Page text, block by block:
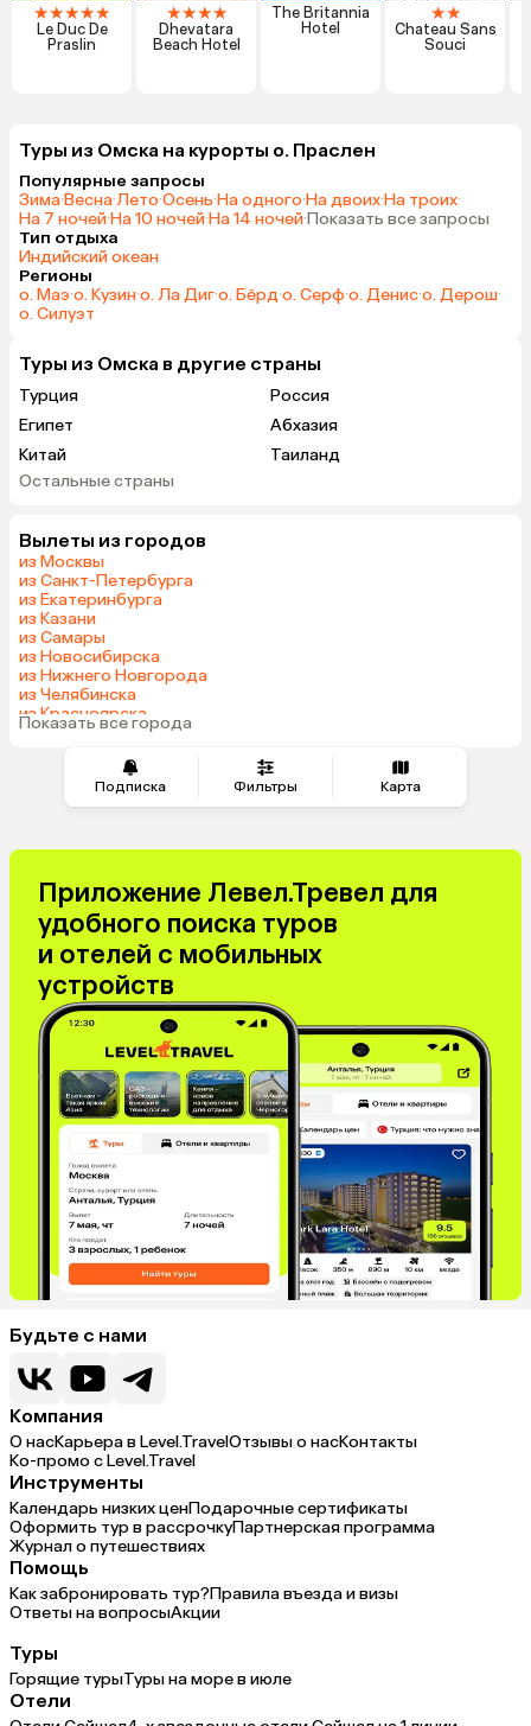
Подписка Фильтры Карта
★★★★★
Le Duc De
Praslin
★★★★
Dhevatara
Beach Hotel
The Britannia
Hotel
★★
Chateau Sans
Souci
Туры из Омска на курорты о. Праслен
Популярные запросы
Зима·Весна·Лето·Осень·На одного·На двоих·На троих·
На 7 ночей·На 10 ночей·На 14 ночей·Показать все запросы
Тип отдыха
Индийский океан
Регионы
о. Маэ·о. Кузин·о. Ла Диг·о. Бёрд·о. Серф·о. Денис·о. Дерош·
о. Силуэт
Туры из Омска в другие страны
Турция
Россия
Египет
Абхазия
Китай
Таиланд
Вьетнам
Гонконг
Остальные страны
Вылеты из городов
из Москвы
из Санкт-Петербурга
из Екатеринбурга
из Казани
из Самары
из Новосибирска
из Нижнего Новгорода
из Челябинска
из Красноярска
из Волгограда
Показать все города
Приложение Левел.Тревел для
удобного поиска туров
и отелей с мобильных
устройств
Будьте с нами
Компания
О насКарьера в Level.TravelОтзывы о насКонтакты
Ко-промо с Level.Travel
Инструменты
Календарь низких ценПодарочные сертификаты
Оформить тур в рассрочкуПартнерская программа
Журнал о путешествиях
Помощь
Как забронировать тур?Правила въезда и визы
Ответы на вопросыАкции
Туры
Горящие турыТуры на море в июле
Отели